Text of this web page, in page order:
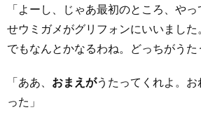
「よーし、じゃあ最初のところ、や
せウミガメがグリフォンにいいました
でもなんとかなるわね。どっちがうた
「ああ、 おまえがうたってくれよ。お
った」